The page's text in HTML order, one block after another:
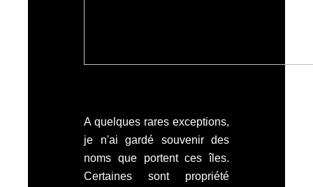
A quelques rares exceptions,
je n'ai gardé souvenir des
noms que portent ces îles.
Certaines sont propriété